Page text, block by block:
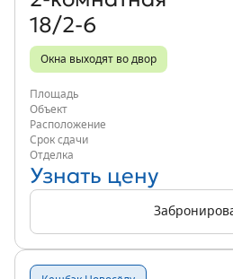
18/2-6
Окна выходят во двор
Площадь
Объект
Расположение
Срок сдачи
Отделка
Узнать цену